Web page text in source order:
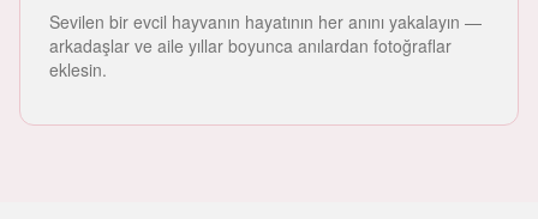
Sevilen bir evcil hayvanın hayatının her anını yakalayın —
arkadaşlar ve aile yıllar boyunca anılardan fotoğraflar
eklesin.